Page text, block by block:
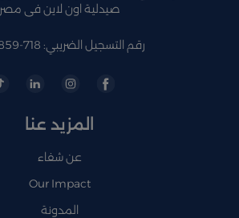
صيدلية اون لاين فى مصر
رقم التسجيل الضريبي: 718-859-672
المزيد عنا
عن شفاء
Our Impact
المدونة